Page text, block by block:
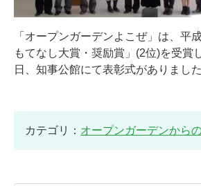
「オープンガーデンよこぜ」は、平
もてなし大賞・奨励賞」(2位)を受賞
日、知事公館にて表彰式がありました
カテゴリ： オープンガーデンから